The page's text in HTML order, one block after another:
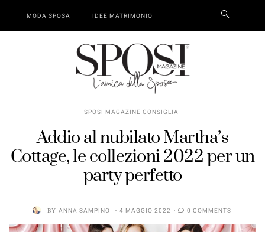
MODA SPOSA IDEE MATRIMONIO
SPOSI MAGAZINE CONSIGLIA
Addio al nubilato Martha’s
Cottage, le collezioni 2022 per un
party perfetto
BY ANNA SAMPINO 4 MAGGIO 2022 0 COMMENTS